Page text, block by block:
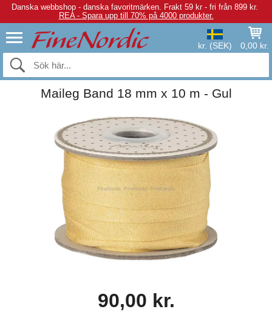
Danska webbshop - danska favoritmärken. Frakt 59 kr - fri från 899 kr.
REA - Spara upp till 70% på 4000 produkter.
kr. (SEK) 0,00 kr.
Maileg Band 18 mm x 10 m - Gul
90,00 kr.